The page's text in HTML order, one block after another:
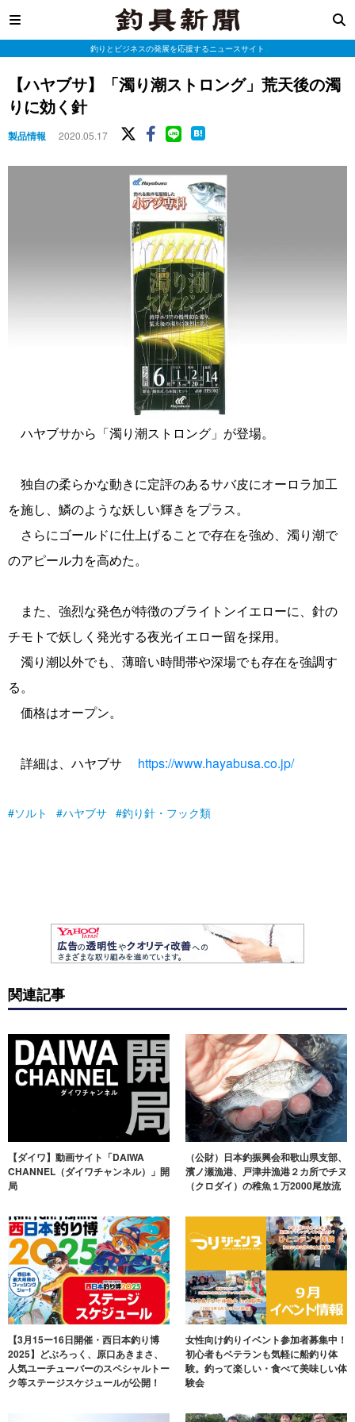
釣りとビジネスの発展を応援するニュースサイト
【ハヤブサ】「濁り潮ストロング」荒天後の濁
りに効く針
製品情報 2020.05.17
ハヤブサから「濁り潮ストロング」が登場。
独自の柔らかな動きに定評のあるサバ皮にオーロラ加工
を施し、鱗のような妖しい輝きをプラス。
さらにゴールドに仕上げることで存在を強め、濁り潮で
のアピール力を高めた。
また、強烈な発色が特徴のブライトンイエローに、針の
チモトで妖しく発光する夜光イエロー留を採用。
濁り潮以外でも、薄暗い時間帯や深場でも存在を強調す
る。
価格はオープン。
詳細は、ハヤブサ https://www.hayabusa.co.jp/
ソルト ハヤブサ 釣り針・フック類
関連記事
【ダイワ】動画サイト「DAIWA
CHANNEL（ダイワチャンネル）」開
局
（公財）日本釣振興会和歌山県支部、
濱ノ瀬漁港、戸津井漁港２カ所でチヌ
（クロダイ）の稚魚１万2000尾放流
【3月15ー16日開催・西日本釣り博
2025】どぶろっく、原口あきまさ、
人気ユーチューバーのスペシャルトー
ク等ステージスケジュールが公開！
女性向け釣りイベント参加者募集中！
初心者もベテランも気軽に船釣り体
験。釣って楽しい・食べて美味しい体
験会